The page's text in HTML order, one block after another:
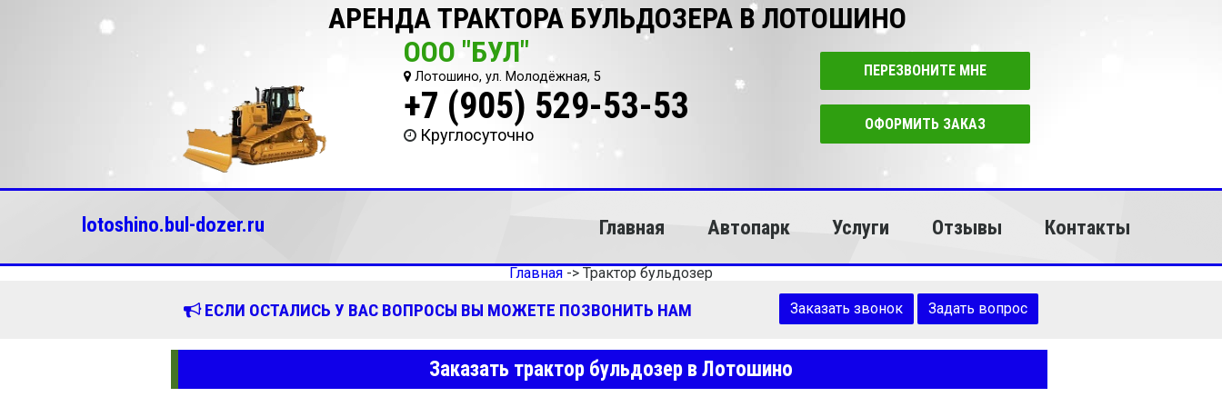
АРЕНДА ТРАКТОРА БУЛЬДОЗЕРА В ЛОТОШИНО
ООО "БУЛ"
Лотошино, ул. Молодёжная, 5
+7 (905) 529-53-53
Круглосуточно
ПЕРЕЗВОНИТЕ МНЕ
ОФОРМИТЬ ЗАКАЗ
lotoshino.bul-dozer.ru Главная Автопарк Услуги Отзывы Контакты
Главная -> Трактор бульдозер
ЕСЛИ ОСТАЛИСЬ У ВАС ВОПРОСЫ ВЫ МОЖЕТЕ ПОЗВОНИТЬ НАМ Заказать звонок Задать вопрос
Заказать трактор бульдозер в Лотошино